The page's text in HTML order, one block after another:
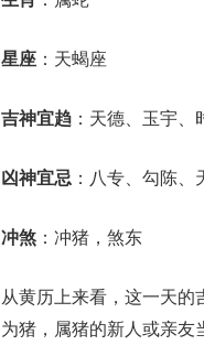
星座 ：天蝎座
吉神宜趋 ：天德、玉宇、
凶神宜忌 ：八专、勾陈、
冲煞 ：冲猪，煞东
从黄历上来看，这一天
为猪，属猪的新人或亲友